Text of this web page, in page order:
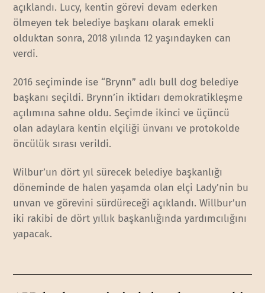
açıklandı. Lucy, kentin görevi devam ederken
ölmeyen tek belediye başkanı olarak emekli
olduktan sonra, 2018 yılında 12 yaşındayken can
verdi.
2016 seçiminde ise “Brynn” adlı bull dog belediye
başkanı seçildi. Brynn’in iktidarı demokratikleşme
açılımına sahne oldu. Seçimde ikinci ve üçüncü
olan adaylara kentin elçiliği ünvanı ve protokolde
öncülük sırası verildi.
Wilbur’un dört yıl sürecek belediye başkanlığı
döneminde de halen yaşamda olan elçi Lady’nin bu
unvan ve görevini sürdüreceği açıklandı. Willbur’un
iki rakibi de dört yıllık başkanlığında yardımcılığını
yapacak.